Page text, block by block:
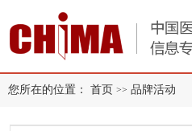
您所在的位置： 首页 >> 品牌活动